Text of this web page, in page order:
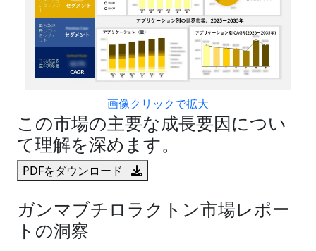
画像クリックで拡大
この市場の主要な成長要因につい
て理解を深めます。
PDFをダウンロード
ガンマブチロラクトン市場レポー
トの洞察